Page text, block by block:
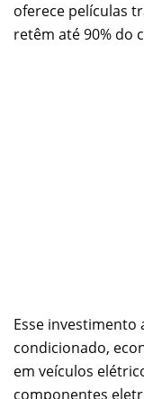
oferece películas
retêm até 90% do
Esse investimento
condicionado,
em veículos
componentes